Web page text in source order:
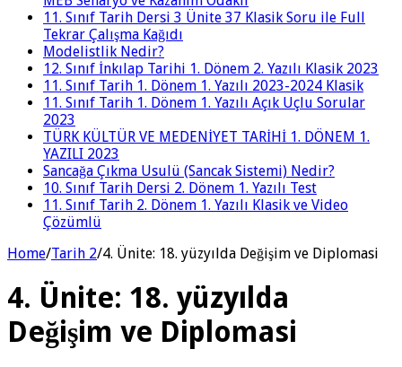
11. Sınıf Tarih Dersi 3 Ünite 37 Klasik Soru ile Full
Tekrar Çalışma Kağıdı
Modelistlik Nedir?
12. Sınıf İnkılap Tarihi 1. Dönem 2. Yazılı Klasik 2023
11. Sınıf Tarih 1. Dönem 1. Yazılı 2023-2024 Klasik
11. Sınıf Tarih 1. Dönem 1. Yazılı Açık Uçlu Sorular
2023
TÜRK KÜLTÜR VE MEDENİYET TARİHİ 1. DÖNEM 1.
YAZILI 2023
Sancağa Çıkma Usulü (Sancak Sistemi) Nedir?
10. Sınıf Tarih Dersi 2. Dönem 1. Yazılı Test
11. Sınıf Tarih 2. Dönem 1. Yazılı Klasik ve Video
Çözümlü
Home/Tarih 2/4. Ünite: 18. yüzyılda Değişim ve Diplomasi
4. Ünite: 18. yüzyılda
Değişim ve Diplomasi